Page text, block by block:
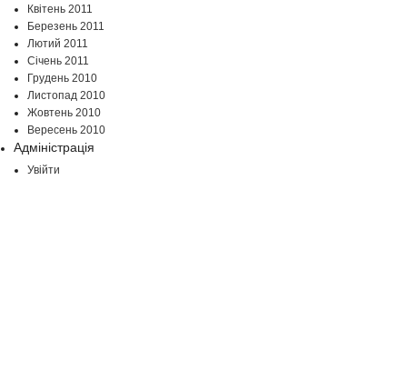
Квітень 2011
Березень 2011
Лютий 2011
Січень 2011
Грудень 2010
Листопад 2010
Жовтень 2010
Вересень 2010
Адміністрація
Увійти